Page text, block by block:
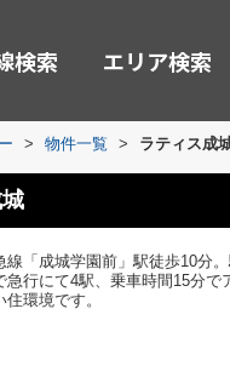
検索 エリア検索
> 物件一覧 > ラティス成
「成城学園前」駅徒歩10分
行にて4駅、乗車時間15分
環境です。